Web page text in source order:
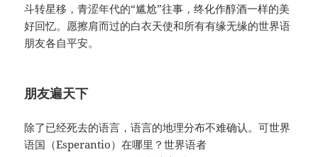
斗转星移，青涩年代的“尴尬”往事，终化作醇酒一样的美
好回忆。愿擦肩而过的白衣天使和所有有缘无缘的世界语
朋友各自平安。
朋友遍天下
除了已经死去的语言，语言的地理分布不难确认。可世界
语国（Esperantio）在哪里？世界语者